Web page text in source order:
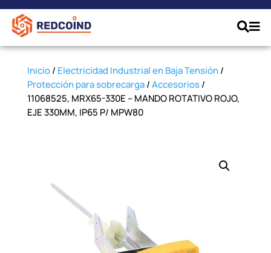
Inicio/ Electricidad Industrial en Baja Tensión/
Protección para sobrecarga/Accesorios/
11068525, MRX65-330E – MANDO ROTATIVO ROJO,
EJE 330MM, IP65 P/ MPW80